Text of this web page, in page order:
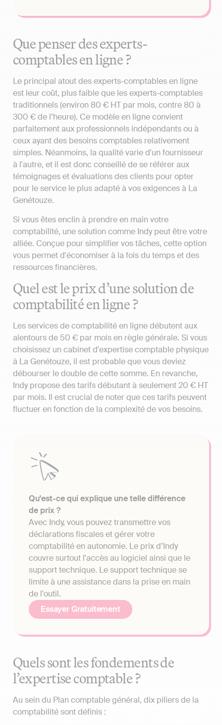
Que penser des experts-
comptables en ligne ?
Le principal atout des experts-comptables en ligne
est leur coût, plus faible que les experts-comptables
traditionnels (environ 80 € HT par mois, contre 80 à
300 € de l’heure). Ce modèle en ligne convient
parfaitement aux professionnels indépendants ou à
ceux ayant des besoins comptables relativement
simples. Néanmoins, la qualité varie d'un fournisseur
à l'autre, et il est donc conseillé de se référer aux
témoignages et évaluations des clients pour opter
pour le service le plus adapté à vos exigences à La
Genétouze.
Si vous êtes enclin à prendre en main votre
comptabilité, une solution comme Indy peut être votre
alliée. Conçue pour simplifier vos tâches, cette option
vous permet d'économiser à la fois du temps et des
ressources financières.
Quel est le prix d’une solution de
comptabilité en ligne ?
Les services de comptabilité en ligne débutent aux
alentours de 50 € par mois en règle générale. Si vous
choisissez un cabinet d'expertise comptable physique
à La Genétouze, il est probable que vous deviez
débourser le double de cette somme. En revanche,
Indy propose des tarifs débutant à seulement 20 € HT
par mois. Il est crucial de noter que ces tarifs peuvent
fluctuer en fonction de la complexité de vos besoins.
Qu'est-ce qui explique une telle différence
de prix ?
Avec Indy, vous pouvez transmettre vos
déclarations fiscales et gérer votre
comptabilité en autonomie. Le prix d’Indy
couvre surtout l'accès au logiciel ainsi que le
support technique. Le support technique se
limite à une assistance dans la prise en main
de l'outil.
Essayer Gratuitement
Quels sont les fondements de
l’expertise comptable ?
Au sein du Plan comptable général, dix piliers de la
comptabilité sont définis :